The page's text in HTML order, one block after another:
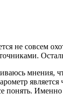
не совсем
мнения,
понять.